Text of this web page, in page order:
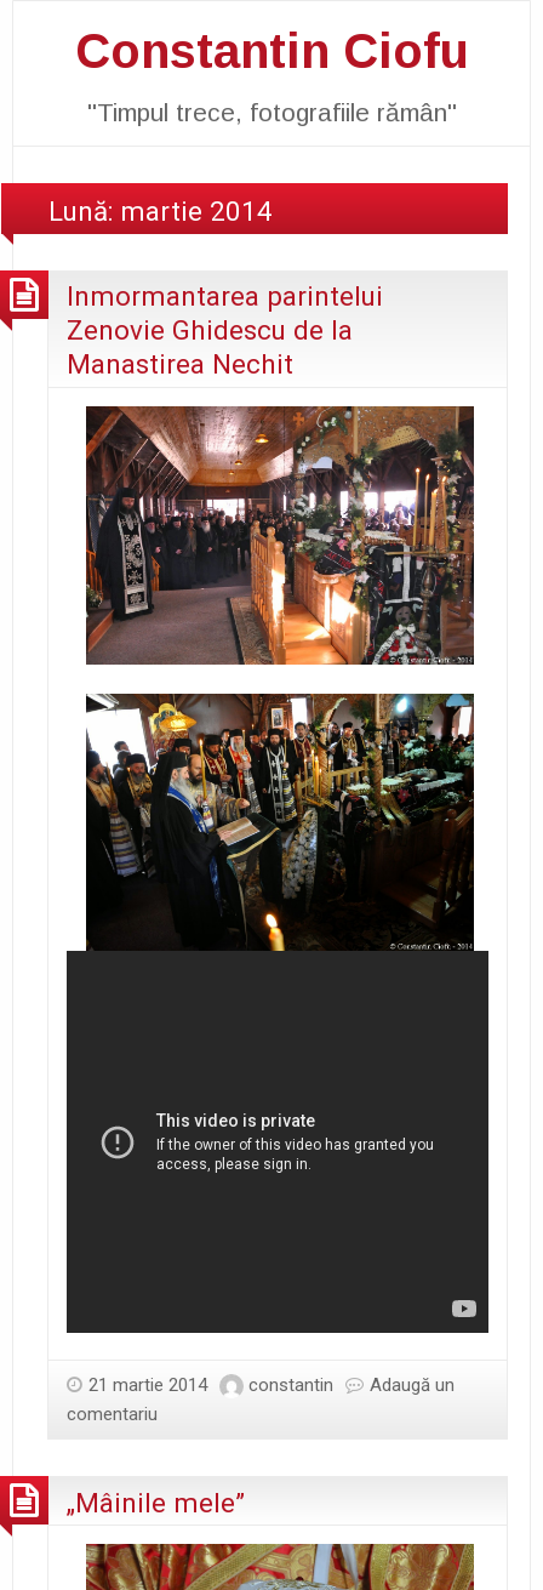
Constantin Ciofu
"Timpul trece, fotografiile rămân"
Lună: martie 2014
Inmormantarea parintelui
Zenovie Ghidescu de la
Manastirea Nechit
21 martie 2014 constantin
Adaugă un
comentariu
„Mâinile mele”